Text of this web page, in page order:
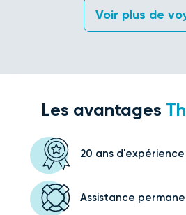
Les avantages
20 ans d'expérience
Assistance